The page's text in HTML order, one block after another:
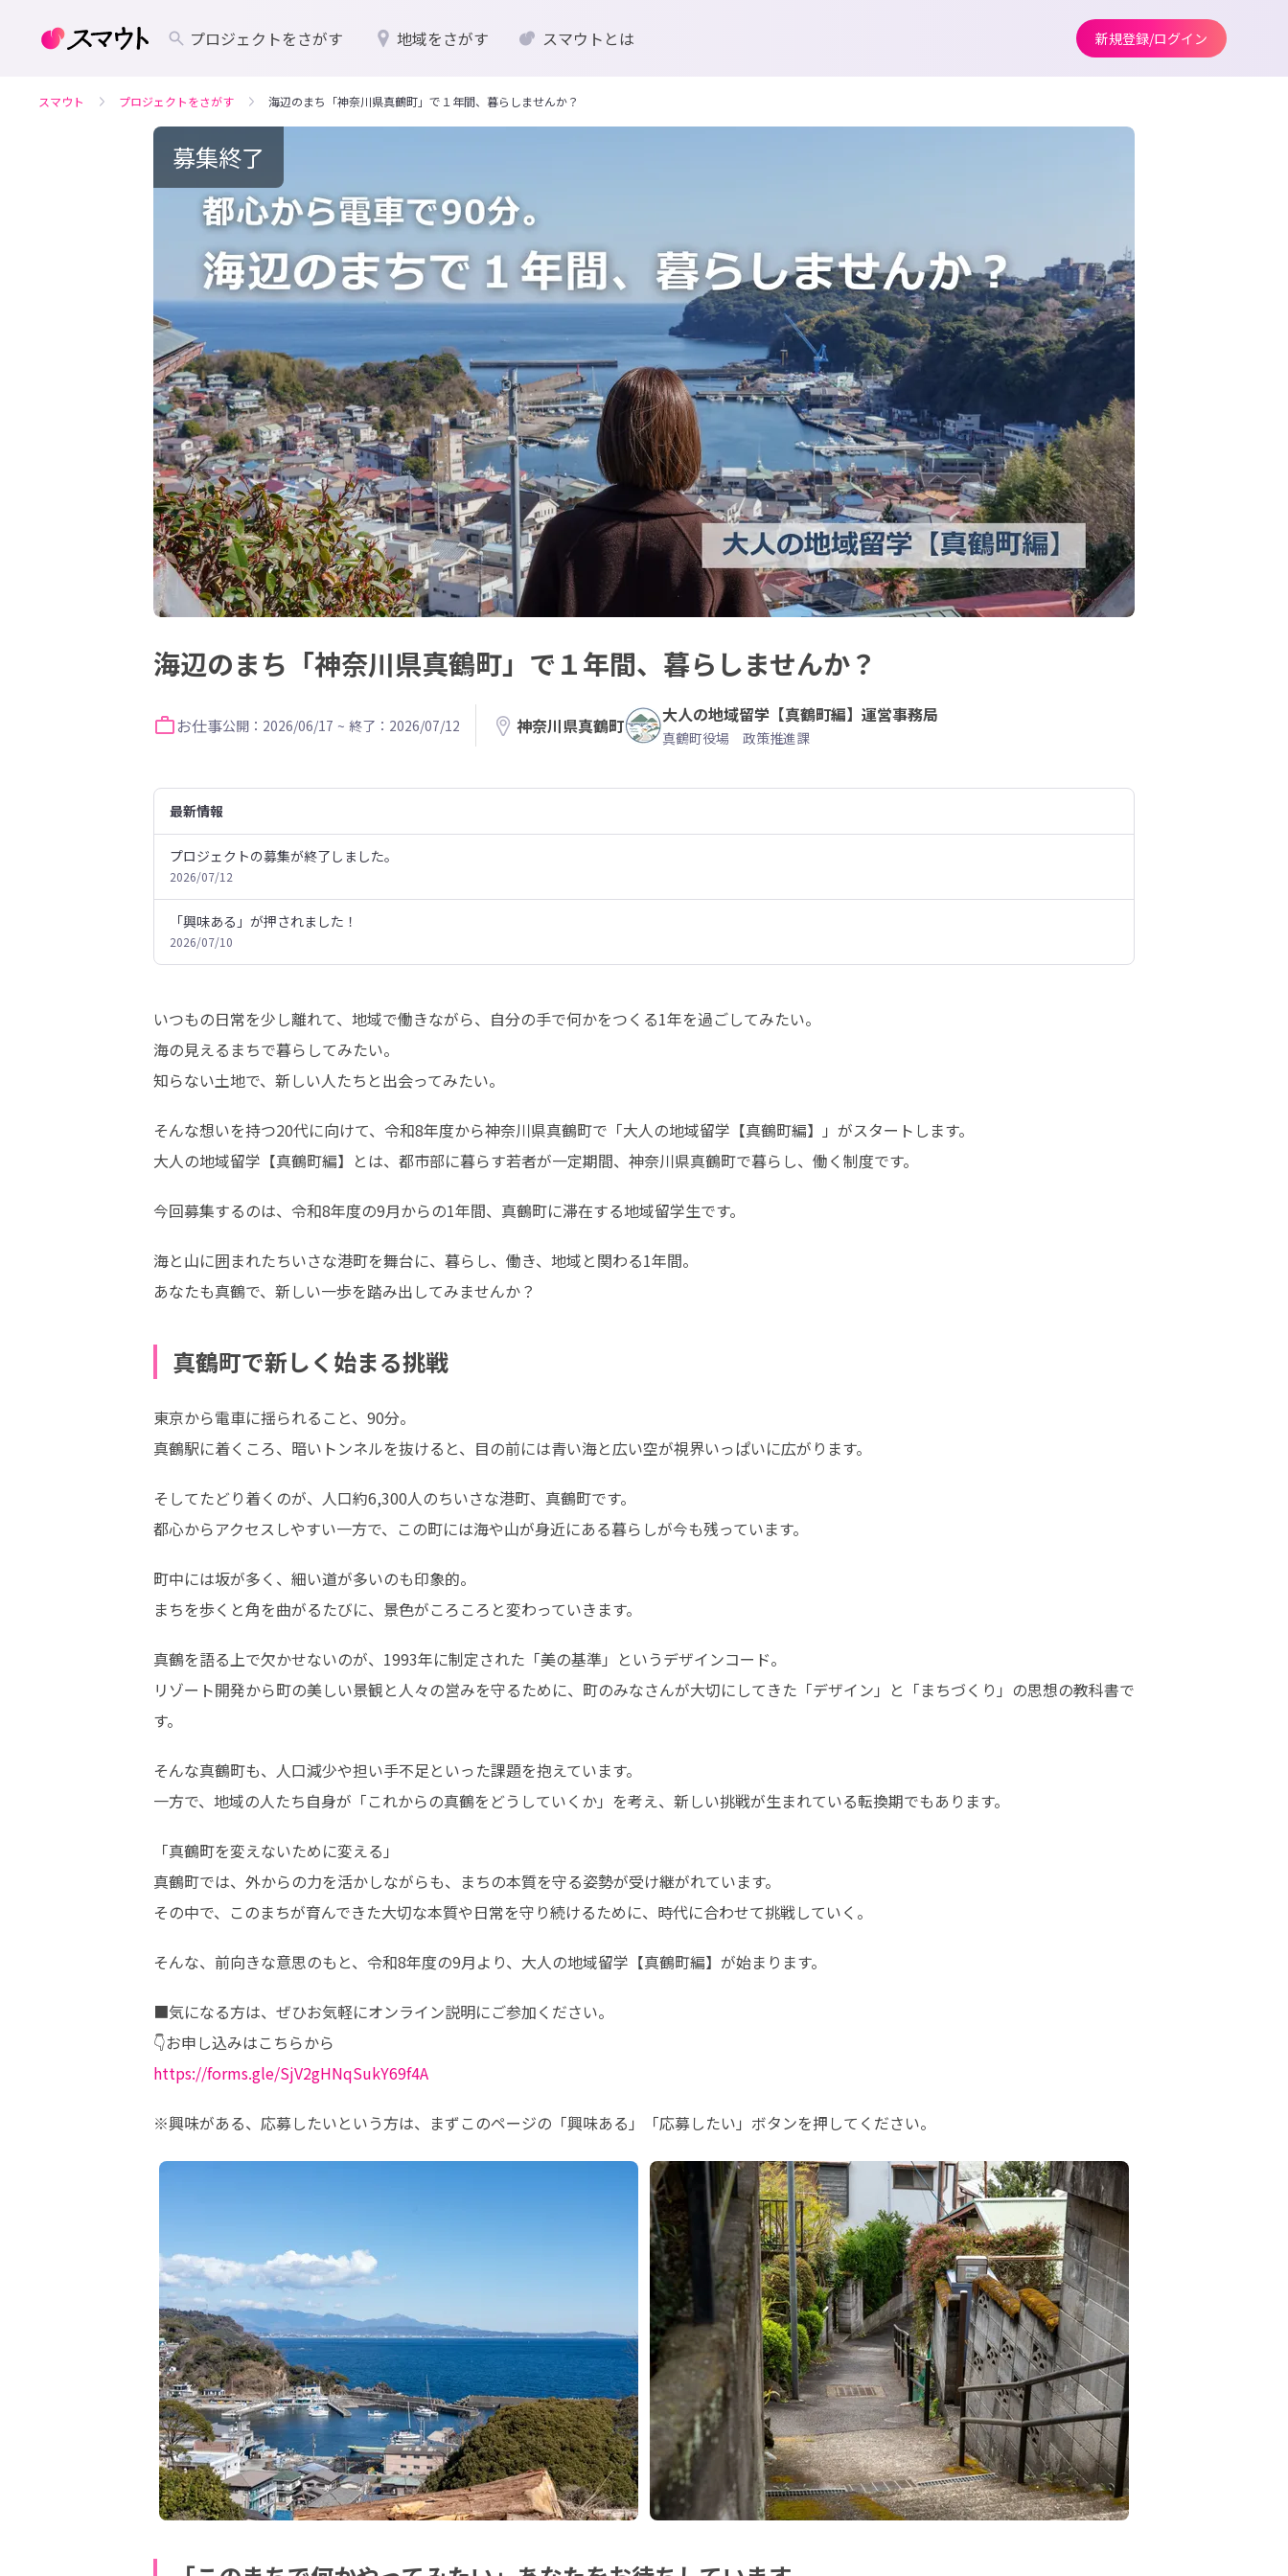
プロジェクトをさがす 地域をさがす スマウトとは 新規登録/ログイン
スマウト プロジェクトをさがす 海辺のまち「神奈川県真鶴町」で１年間、暮らしませんか？
募集終了
海辺のまち「神奈川県真鶴町」で１年間、暮らしませんか？
お仕事公開：2026/06/17 ~ 終了：2026/07/12 神奈川県真鶴町 大人の地域留学【真鶴町編】運営事務局
真鶴町役場 政策推進課
最新情報
プロジェクトの募集が終了しました。
2026/07/12
「興味ある」が押されました！
2026/07/10
いつもの日常を少し離れて、地域で働きながら、自分の手で何かをつくる1年を過ごしてみたい。
海の見えるまちで暮らしてみたい。
知らない土地で、新しい人たちと出会ってみたい。
そんな想いを持つ20代に向けて、令和8年度から神奈川県真鶴町で「大人の地域留学【真鶴町編】」がスタートします。
大人の地域留学【真鶴町編】とは、都市部に暮らす若者が一定期間、神奈川県真鶴町で暮らし、働く制度です。
今回募集するのは、令和8年度の9月からの1年間、真鶴町に滞在する地域留学生です。
海と山に囲まれたちいさな港町を舞台に、暮らし、働き、地域と関わる1年間。
あなたも真鶴で、新しい一歩を踏み出してみませんか？
真鶴町で新しく始まる挑戦
東京から電車に揺られること、90分。
真鶴駅に着くころ、暗いトンネルを抜けると、目の前には青い海と広い空が視界いっぱいに広がります。
そしてたどり着くのが、人口約6,300人のちいさな港町、真鶴町です。
都心からアクセスしやすい一方で、この町には海や山が身近にある暮らしが今も残っています。
町中には坂が多く、細い道が多いのも印象的。
まちを歩くと角を曲がるたびに、景色がころころと変わっていきます。
真鶴を語る上で欠かせないのが、1993年に制定された「美の基準」というデザインコード。
リゾート開発から町の美しい景観と人々の営みを守るために、町のみなさんが大切にしてきた「デザイン」と「まちづくり」の思想の教科書で
す。
そんな真鶴町も、人口減少や担い手不足といった課題を抱えています。
一方で、地域の人たち自身が「これからの真鶴をどうしていくか」を考え、新しい挑戦が生まれている転換期でもあります。
「真鶴町を変えないために変える」
真鶴町では、外からの力を活かしながらも、まちの本質を守る姿勢が受け継がれています。
その中で、このまちが育んできた大切な本質や日常を守り続けるために、時代に合わせて挑戦していく。
そんな、前向きな意思のもと、令和8年度の9月より、大人の地域留学【真鶴町編】が始まります。
■気になる方は、ぜひお気軽にオンライン説明にご参加ください。
https://forms.gle/SjV2gHNqSukY69f4A
※興味がある、応募したいという方は、まずこのページの「興味ある」「応募したい」ボタンを押してください。